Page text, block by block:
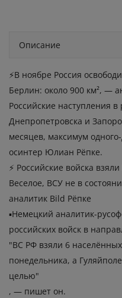
Описание
⚡️В ноябре Россия
Берлин: около 900 км², —
Российские наступления
Днепропетровска и
месяцев, максимум
осинтер Юлиан Рёпке.
⚡️ Российские войска
Веселое, ВСУ не в
аналитик Bild Рёпке
▪️Немецкий аналитик-
российских войск в
"ВС РФ взяли 6
понедельника, а
целью"
, — пишет он.